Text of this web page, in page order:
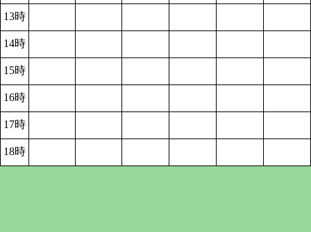
13時
14時
15時
16時
17時
18時